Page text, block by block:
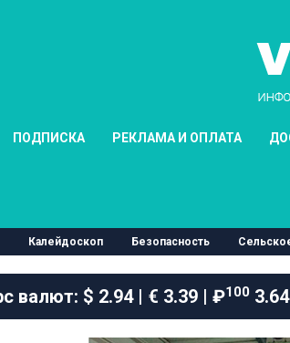
ПОДПИСКА РЕКЛАМА И ОПЛАТА
Калейдоскоп Безопасность
валют: $ 2.94 | € 3.39 | ₽100